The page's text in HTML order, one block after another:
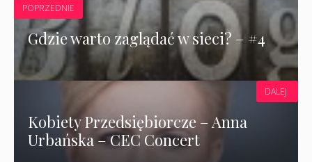
POPRZEDNIE
Gdzie warto zaglądać w sieci? – #4
Kobiety Przedsiębiorcze – Anna
Urbańska – CEC Concert
DALEJ